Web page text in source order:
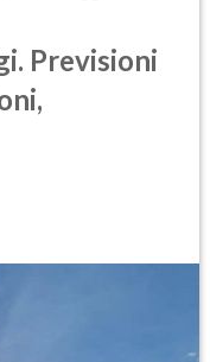
Previsioni